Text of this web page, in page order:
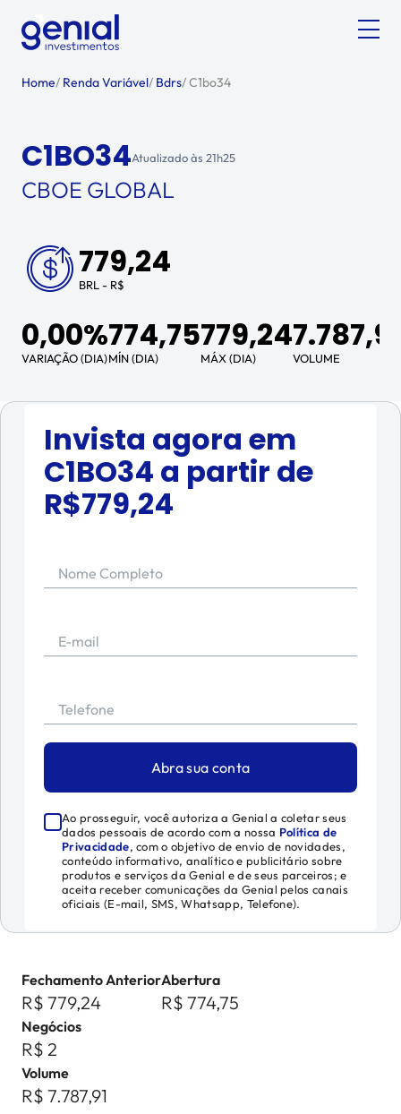
Home/ Renda Variável/ Bdrs/C1bo34
C1BO34Atualizado às 21h25
CBOE GLOBAL
779,24
BRL - R$
0,00%
VARIAÇÃO (DIA)
774,75
MÍN (DIA)
779,24
MÁX (DIA)
7.787,91
VOLUME
Invista agora em
C1BO34 a partir de
R$779,24
Nome Completo
E-mail
Telefone
Abra sua conta
Ao prosseguir, você autoriza a Genial a coletar seus
dados pessoais de acordo com a nossa Política de
Privacidade, com o objetivo de envio de novidades,
conteúdo informativo, analítico e publicitário sobre
produtos e serviços da Genial e de seus parceiros; e
aceita receber comunicações da Genial pelos canais
oficiais (E-mail, SMS, Whatsapp, Telefone).
Fechamento Anterior
R$ 779,24
Abertura
R$ 774,75
Negócios
R$ 2
Volume
R$ 7.787,91